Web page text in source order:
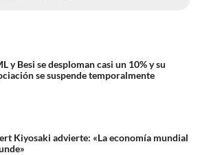
y Besi se desploman casi un 10% y su
se suspende temporalmente
Kiyosaki advierte: «La economía mundial